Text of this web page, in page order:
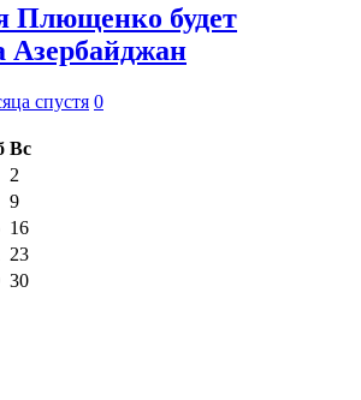
Плющенко будет
Азербайджан
спустя 0
Вс
2
9
16
23
30